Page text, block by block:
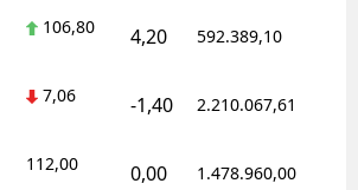
106,80 4,20 592.389,10
7,06 -1,40 2.210.067,61
112,00 0,00 1.478.960,00